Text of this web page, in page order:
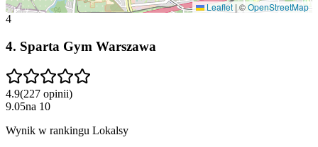
Leaflet |©OpenStreetMap
4
4. Sparta Gym Warszawa
4.9(227 opinii)
9.05na 10
Wynik w rankingu Lokalsy